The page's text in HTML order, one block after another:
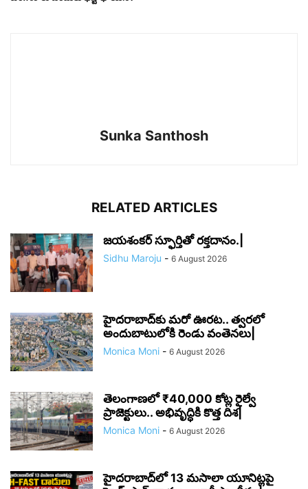
Sunka Santhosh
RELATED ARTICLES
జయశంకర్ స్ఫూర్తితో రక్తదానం.|
Sidhu Maroju - 6 August 2026
హైదరాబాద్‌కు మరో ఊరట.. త్వరలో
అందుబాటులోకి రెండు వంతెనలు|
Monica Moni - 6 August 2026
తెలంగాణలో ₹40,000 కోట్ల రైల్వే
ప్రాజెక్టులు.. అభివృద్ధికి కొత్త దిశ|
Monica Moni - 6 August 2026
హైదరాబాద్‌లో 13 మసాలా యూనిట్లపై